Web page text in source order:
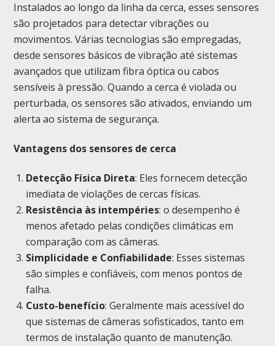
Instalados ao longo da linha da cerca, esses sensores
são projetados para detectar vibrações ou
movimentos. Várias tecnologias são empregadas,
desde sensores básicos de vibração até sistemas
avançados que utilizam fibra óptica ou cabos
sensíveis à pressão. Quando a cerca é violada ou
perturbada, os sensores são ativados, enviando um
alerta ao sistema de segurança.
Vantagens dos sensores de cerca
Detecção Física Direta: Eles fornecem detecção
imediata de violações de cercas físicas.
Resistência às intempéries: o desempenho é
menos afetado pelas condições climáticas em
comparação com as câmeras.
Simplicidade e Confiabilidade: Esses sistemas
são simples e confiáveis, com menos pontos de
falha.
Custo-benefício: Geralmente mais acessível do
que sistemas de câmeras sofisticados, tanto em
termos de instalação quanto de manutenção.